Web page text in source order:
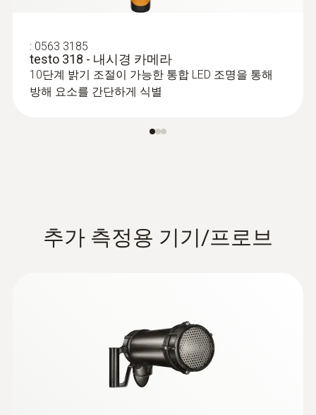
:0560 2549 02
고압 게이지 측정기 - High-pressure
gauge operated via smartphone
: 0563 3185
testo 318 - 내시경 카메라
10단계 밝기 조절이 가능한 통합 LED 조명을 통해
방해 요소를 간단하게 식별
추가 측정용 기기/프로브